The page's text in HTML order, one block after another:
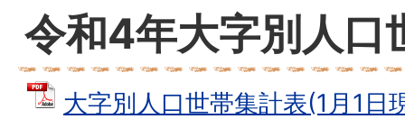
令和4年大字別人口
大字別人口世帯集計表(1月1日